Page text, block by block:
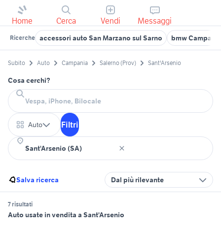
Home Cerca Vendi Messaggi
Ricerche accessori auto San Marzano sul Sarno bmw
Subito Auto Campania Salerno (Prov) Sant'Arsenio
Cosa cerchi?
Auto Filtri
Salva ricerca Dal più rilevante
7 risultati
Auto usate in vendita a Sant'Arsenio